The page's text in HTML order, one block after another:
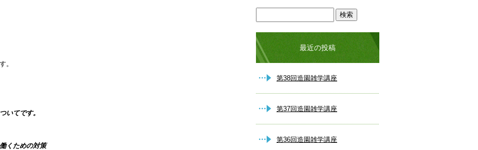
。
いてです。
くための対策
最近の投稿
第38回造園雑学講座
第37回造園雑学講座
第36回造園雑学講座